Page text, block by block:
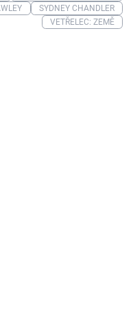
SYDNEY CHANDLER
VETŘELEC: ZEMĚ